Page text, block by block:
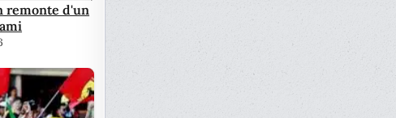
remonte d'un